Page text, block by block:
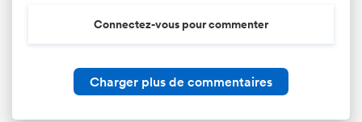
Connectez-vous pour commenter
Charger plus de commentaires